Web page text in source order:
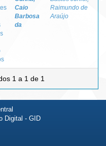
Caio
Barbosa
da
Raimundo de
Araújo
1 a 1 de 1
Digital - GID